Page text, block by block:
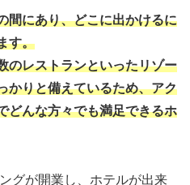
間にあり、どこに出かけるに
す。
のレストランといったリゾー
かりと備えているため、アク
どんな方々でも満足できるホ
グが開業し、ホテルが出来